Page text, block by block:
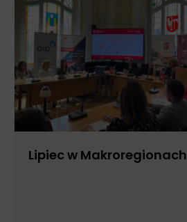
Lipiec w Makroregionach